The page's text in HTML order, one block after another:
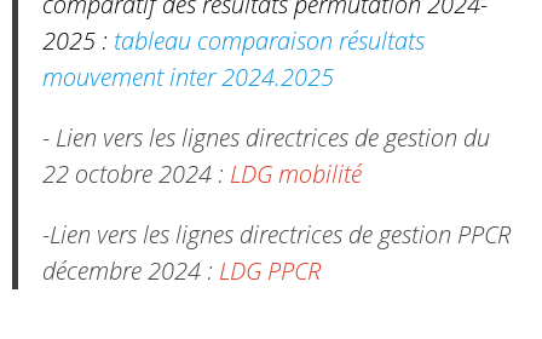
2025 : tableau comparaison résultats
mouvement inter 2024.2025
- Lien vers les lignes directrices de gestion du
22 octobre 2024 : LDG mobilité
-Lien vers les lignes directrices de gestion PPCR
décembre 2024 : LDG PPCR